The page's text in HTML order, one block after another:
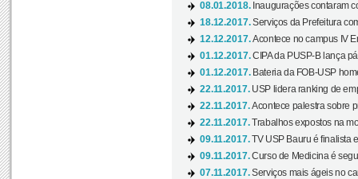
08.01.2018. Inaugurações contaram
18.12.2017.Serviços da Prefeitura
12.12.2017.Acontece no campus IV
01.12.2017.CIPA da PUSP-B lança
01.12.2017. Bateria da FOB-USP
22.11.2017. USP lidera ranking de
22.11.2017.Acontece palestra sobre
22.11.2017.Trabalhos expostos na
09.11.2017.TV USP Bauru é finalista
09.11.2017.Curso de Medicina é
07.11.2017.Serviços mais ágeis no